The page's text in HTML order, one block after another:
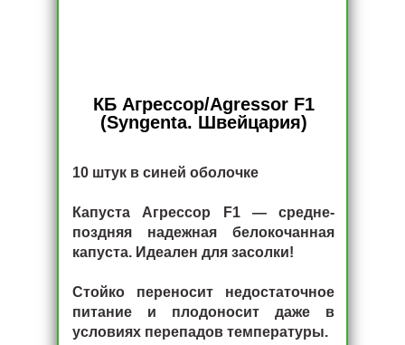
КБ Агрессор/Agressor F1
(Syngenta. Швейцария)
10 штук в синей оболочке
Капуста Агрессор F1 — средне-
поздняя надежная белокочанная
капуста. Идеален для засолки!
Стойко переносит недостаточное
питание и плодоносит даже в
условиях перепадов температуры.